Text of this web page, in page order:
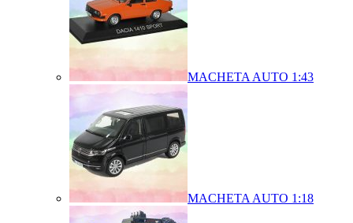
MACHETA AUTO 1:43
MACHETA AUTO 1:18